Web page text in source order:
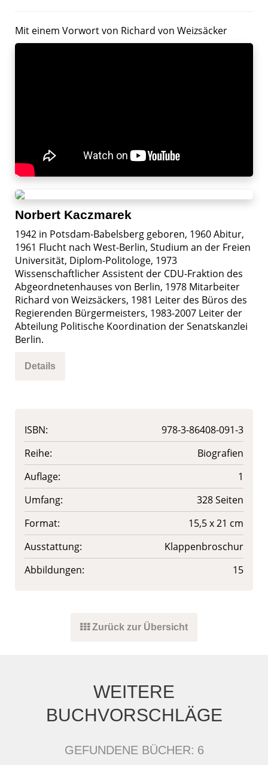
Mit einem Vorwort von Richard von Weizsäcker
Norbert Kaczmarek
1942 in Potsdam-Babelsberg geboren, 1960 Abitur,
1961 Flucht nach West-Berlin, Studium an der Freien
Universität, Diplom-Politologe, 1973
Wissenschaftlicher Assistent der CDU-Fraktion des
Abgeordnetenhauses von Berlin, 1978 Mitarbeiter
Richard von Weizsäckers, 1981 Leiter des Büros des
Regierenden Bürgermeisters, 1983-2007 Leiter der
Abteilung Politische Koordination der Senatskanzlei
Berlin.
Details
ISBN:
978-3-86408-091-3
Reihe:
Biografien
Auflage:
1
Umfang:
328 Seiten
Format:
15,5 x 21 cm
Ausstattung:
Klappenbroschur
Abbildungen:
15
Zurück zur Übersicht
WEITERE
BUCHVORSCHLÄGE
GEFUNDENE BÜCHER: 6